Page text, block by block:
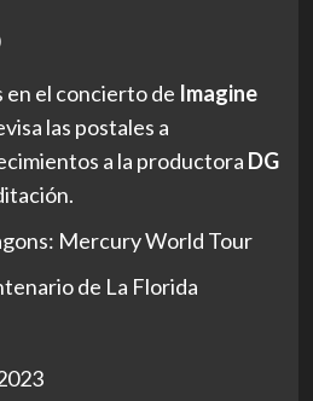
en el concierto de Imagine
las postales a
a la productora DG
Mercury World Tour
de La Florida